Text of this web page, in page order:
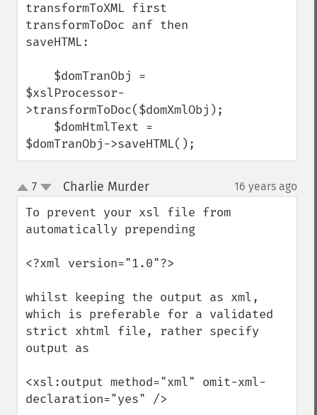
transformToXML first
transformToDoc anf then
saveHTML:
$xslProcessor-
>transformToDoc($domXmlObj);
$domTranObj->saveHTML();
up
down
7 Charlie Murder¶ 16 years ago
To prevent your xsl file from
automatically prepending
<?xml version="1.0"?>
whilst keeping the output as xml,
which is preferable for a validated
strict xhtml file, rather specify
output as
<xsl:output method="xml" omit-xml-
declaration="yes" />